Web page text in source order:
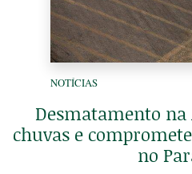
NOTÍCIAS
Desmatamento
chuvas e
no